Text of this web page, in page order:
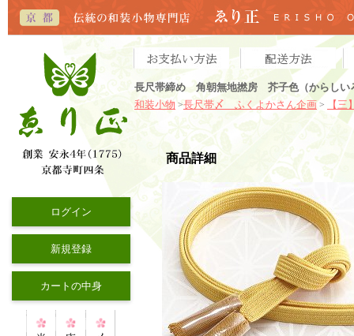
長尺帯締め 角朝無地撚房 芥子色（からしい
和装小物 >長尺帯〆 ふくよかさん企画> 【三
ログイン
新規登録
カートの中身
商品詳細